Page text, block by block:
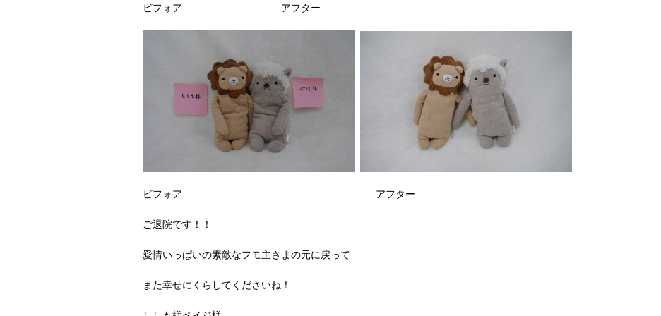
ビフォア アフター
ビフォア アフター
ご退院です！！
愛情いっぱいの素敵なフモ主さまの元に戻って
また幸せにくらしてくださいね！